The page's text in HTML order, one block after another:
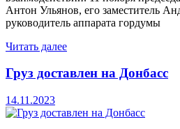
Антон Ульянов, его заместитель
руководитель аппарата гордумы
Читать далее
Груз доставлен на Донбасс
14.11.2023